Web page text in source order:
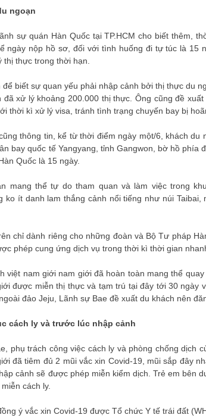
ngoạn
sự quán Hàn Quốc tại TP.HCM cho biết thêm,
ngày nộp hồ sơ, đối với tình huống đi tự túc là 15
thực trong thời hạn.
biết sự quan yếu phải nhập cảnh bởi thị thực du
đã xử lý khoảng 200.000 thị thực. Ông cũng đề
thời kì xử lý visa, tránh tình trạng chuyến bay bị
thông tin, kể từ thời điểm ngày một/6, khách
bay quốc tế Yangyang, tỉnh Gangwon, bờ hồ
Quốc là 15 ngày.
mang thể tự do tham quan và làm việc trong
ko ít danh lam thắng cảnh nổi tiếng như núi
chỉ dành riêng cho những đoàn và Bộ Tư pháp
phép cung ứng dịch vụ trong thời kì thời gian
việt nam giới nam giới đã hoàn toàn mang thể
được miễn thị thực và tạm trú tại đây tới 30 ngày
đảo Jeju, Lãnh sự Bae đề xuất du khách nên
cách ly và trước lúc nhập cảnh
phụ trách công việc cách ly và phòng chống dịch
đã tiêm đủ 2 mũi vắc xin Covid-19, mũi sắp đây
cảnh sẽ được phép miễn kiểm dịch. Trẻ em bên
cách ly.
ý vắc xin Covid-19 được Tổ chức Y tế trái đất